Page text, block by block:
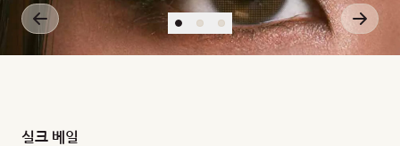
실크 베일